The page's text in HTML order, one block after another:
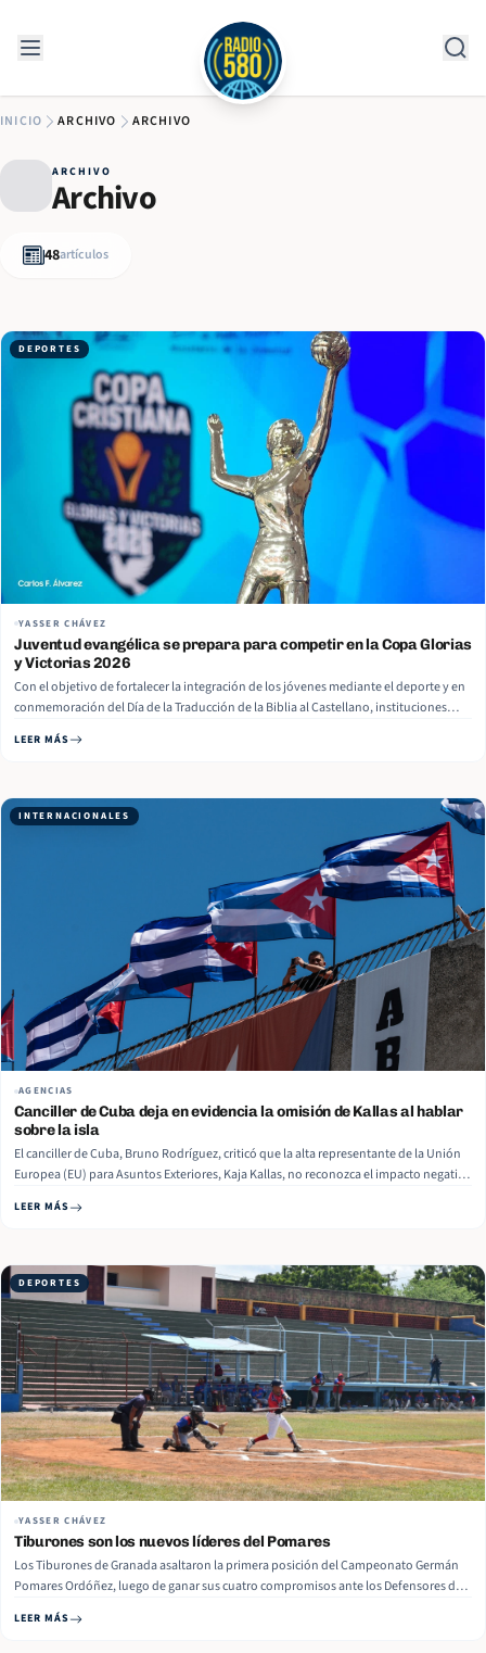
INICIO ARCHIVO ARCHIVO
ARCHIVO
Archivo
48artículos
DEPORTES
YASSER CHÁVEZ
Juventud evangélica se prepara para competir en la Copa Glorias
y Victorias 2026
Con el objetivo de fortalecer la integración de los jóvenes mediante el deporte y en
conmemoración del Día de la Traducción de la Biblia al Castellano, instituciones
Copa Cristiana Glorias y Victorias 2026, que reunirá a participantes… Read More
LEER MÁS
INTERNACIONALES
AGENCIAS
Canciller de Cuba deja en evidencia la omisión de Kallas al hablar
sobre la isla
El canciller de Cuba, Bruno Rodríguez, criticó que la alta representante de la Unión
Europea (EU) para Asuntos Exteriores, Kaja Kallas, no reconozca el impacto negativo
política interna y económica cubana. En una interacción en su cuenta de X,
LEER MÁS
DEPORTES
YASSER CHÁVEZ
Tiburones son los nuevos líderes del Pomares
Los Tiburones de Granada asaltaron la primera posición del Campeonato Germán
Pomares Ordóñez, luego de ganar sus cuatro compromisos ante los Defensores de
bando con el Caribe Sur en la semana 11 de este… Read More
LEER MÁS